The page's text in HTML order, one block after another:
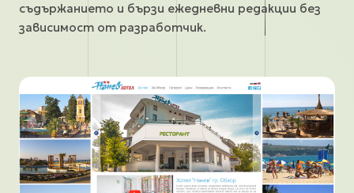
съдържанието и бързи ежедневни редакции без
зависимост от разработчик.